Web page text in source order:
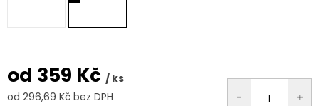
od 359 Kč / ks
od 296,69 Kč bez DPH